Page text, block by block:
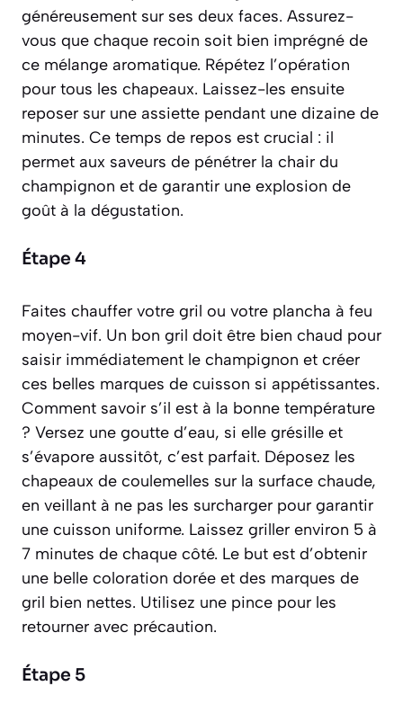
généreusement sur ses deux faces. Assurez-
vous que chaque recoin soit bien imprégné de
ce mélange aromatique. Répétez l’opération
pour tous les chapeaux. Laissez-les ensuite
reposer sur une assiette pendant une dizaine de
minutes. Ce temps de repos est crucial : il
permet aux saveurs de pénétrer la chair du
champignon et de garantir une explosion de
goût à la dégustation.
Étape 4
Faites chauffer votre gril ou votre plancha à feu
moyen-vif. Un bon gril doit être bien chaud pour
saisir immédiatement le champignon et créer
ces belles marques de cuisson si appétissantes.
Comment savoir s’il est à la bonne température
? Versez une goutte d’eau, si elle grésille et
s’évapore aussitôt, c’est parfait. Déposez les
chapeaux de coulemelles sur la surface chaude,
en veillant à ne pas les surcharger pour garantir
une cuisson uniforme. Laissez griller environ 5 à
7 minutes de chaque côté. Le but est d’obtenir
une belle coloration dorée et des marques de
gril bien nettes. Utilisez une pince pour les
retourner avec précaution.
Étape 5